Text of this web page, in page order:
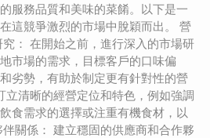
服務品質和美味的菜餚。以下是一
這競爭激烈的市場中脫穎而出。 營
： 在開始之前，進行深入的市場研
市場的需求，目標客戶的口味偏
劣勢，有助於制定更有針對性的營
立清晰的經營定位和特色，例如強調
食需求的選擇或注重有機食材，以
關係： 建立穩固的供應商和合作夥